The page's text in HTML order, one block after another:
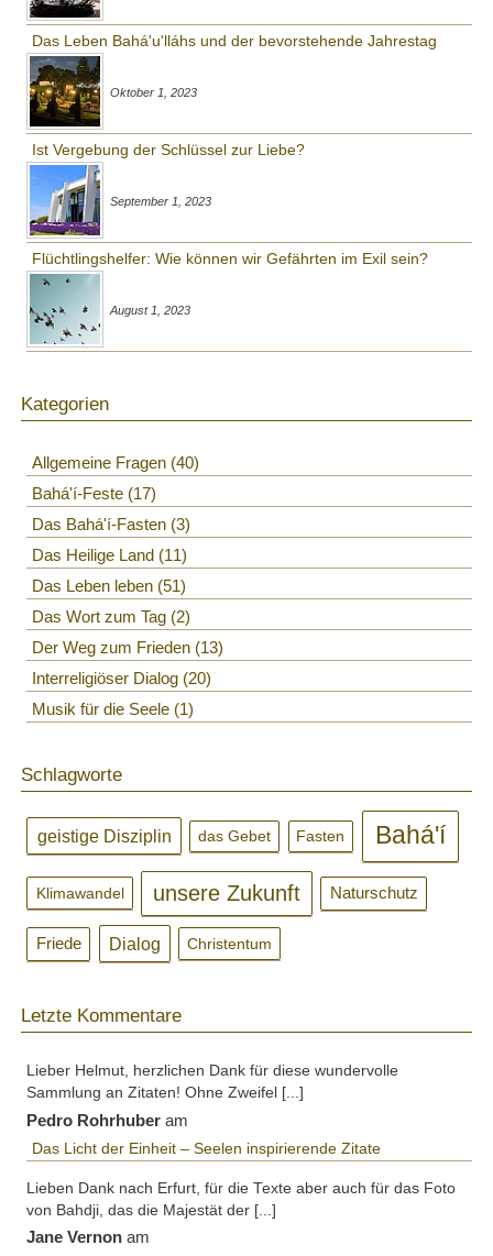
Das Leben Bahá'u'lláhs und der bevorstehende Jahrestag
Oktober 1, 2023
Ist Vergebung der Schlüssel zur Liebe?
September 1, 2023
Flüchtlingshelfer: Wie können wir Gefährten im Exil sein?
August 1, 2023
Kategorien
Allgemeine Fragen 40
Bahá'í-Feste 17
Das Bahá'í-Fasten 3
Das Heilige Land 11
Das Leben leben 51
Das Wort zum Tag 2
Der Weg zum Frieden 13
Interreligiöser Dialog 20
Musik für die Seele 1
Schlagworte
geistige Disziplin das Gebet Fasten Bahá'í
Klimawandel unsere Zukunft Naturschutz
Friede Dialog Christentum
Letzte Kommentare
Lieber Helmut, herzlichen Dank für diese wundervolle
Sammlung an Zitaten! Ohne Zweifel [...]
Pedro Rohrhuber am
Das Licht der Einheit – Seelen inspirierende Zitate
Lieben Dank nach Erfurt, für die Texte aber auch für das Foto
von Bahdji, das die Majestät der [...]
Jane Vernon am